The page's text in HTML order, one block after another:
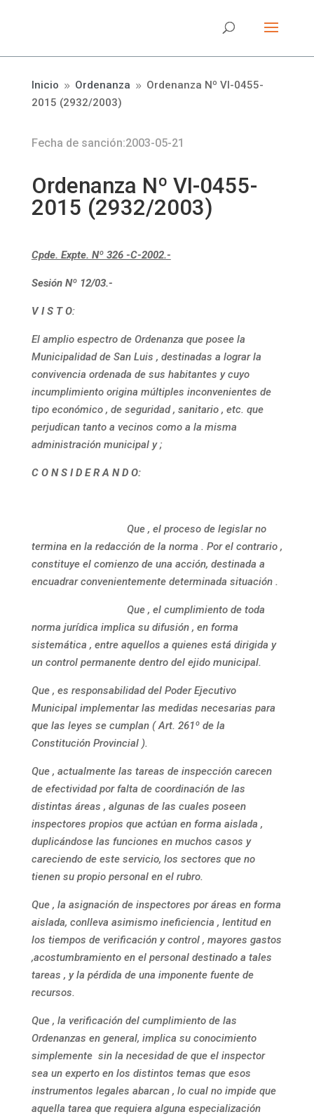
Inicio 9 Ordenanza 9 Ordenanza Nº VI-0455-
2015 (2932/2003)
Fecha de sanción:2003-05-21
Ordenanza Nº VI-0455-
2015 (2932/2003)
Cpde. Expte. Nº 326 -C-2002.-
Sesión Nº 12/03.-
V I S T O:
El amplio espectro de Ordenanza que posee la
Municipalidad de San Luis , destinadas a lograr la
convivencia ordenada de sus habitantes y cuyo
incumplimiento origina múltiples inconvenientes de
tipo económico , de seguridad , sanitario , etc. que
perjudican tanto a vecinos como a la misma
administración municipal y ;
C O N S I D E R A N D O:
Que , el proceso de legislar no
termina en la redacción de la norma . Por el contrario ,
constituye el comienzo de una acción, destinada a
encuadrar convenientemente determinada situación .
Que , el cumplimiento de toda
norma jurídica implica su difusión , en forma
sistemática , entre aquellos a quienes está dirigida y
un control permanente dentro del ejido municipal.
Que , es responsabilidad del Poder Ejecutivo
Municipal implementar las medidas necesarias para
que las leyes se cumplan ( Art. 261º de la
Constitución Provincial ).
Que , actualmente las tareas de inspección carecen
de efectividad por falta de coordinación de las
distintas áreas , algunas de las cuales poseen
inspectores propios que actúan en forma aislada ,
duplicándose las funciones en muchos casos y
careciendo de este servicio, los sectores que no
tienen su propio personal en el rubro.
Que , la asignación de inspectores por áreas en forma
aislada, conlleva asimismo ineficiencia , lentitud en
los tiempos de verificación y control , mayores gastos
,acostumbramiento en el personal destinado a tales
tareas , y la pérdida de una imponente fuente de
recursos.
Que , la verificación del cumplimiento de las
Ordenanzas en general, implica su conocimiento
simplemente sin la necesidad de que el inspector
sea un experto en los distintos temas que esos
instrumentos legales abarcan , lo cual no impide que
aquella tarea que requiera alguna especialización